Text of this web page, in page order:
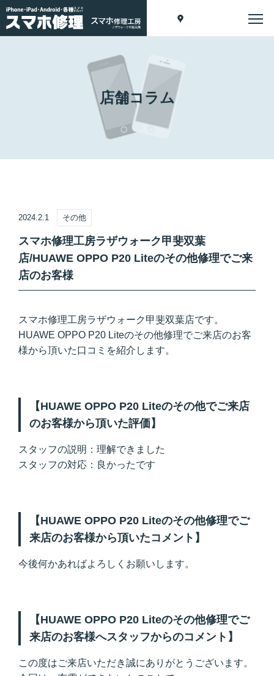
店舗コラム
2024.2.1 その他
スマホ修理工房ラザウォーク甲斐双葉
店/HUAWE OPPO P20 Liteのその他修理でご来
店のお客様
スマホ修理工房ラザウォーク甲斐双葉店です。
HUAWE OPPO P20 Liteのその他修理でご来店のお客
様から頂いた口コミを紹介します。
【HUAWE OPPO P20 Liteのその他でご来店
のお客様から頂いた評価】
スタッフの説明：理解できました
スタッフの対応：良かったです
【HUAWE OPPO P20 Liteのその他修理でご
来店のお客様から頂いたコメント】
今後何かあればよろしくお願いします。
【HUAWE OPPO P20 Liteのその他修理でご
来店のお客様へスタッフからのコメント】
この度はご来店いただき誠にありがとうございます。